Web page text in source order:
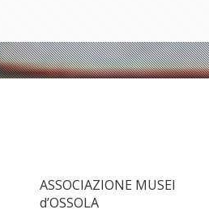
ASSOCIAZIONE MUSEI
d’OSSOLA